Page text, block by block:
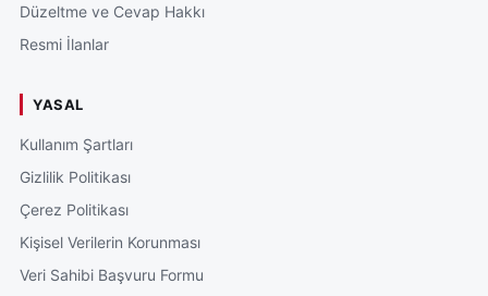
Düzeltme ve Cevap Hakkı
Resmi İlanlar
YASAL
Kullanım Şartları
Gizlilik Politikası
Çerez Politikası
Kişisel Verilerin Korunması
Veri Sahibi Başvuru Formu